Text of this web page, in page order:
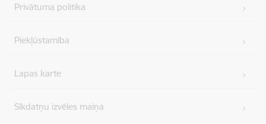
Privātuma politika
Piekļūstamība
Lapas karte
Sīkdatņu izvēles maiņa